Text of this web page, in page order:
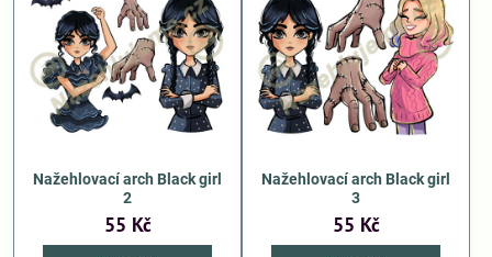
Nažehlovací arch Black girl
2
55 Kč
Nažehlovací arch Black girl
3
55 Kč